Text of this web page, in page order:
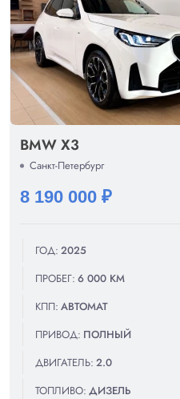
BMW X3
Санкт-Петербург
8 190 000 ₽
ГОД: 2025
ПРОБЕГ: 6 000 КМ
КПП: АВТОМАТ
ПРИВОД: ПОЛНЫЙ
ДВИГАТЕЛЬ: 2.0
ТОПЛИВО: ДИЗЕЛЬ